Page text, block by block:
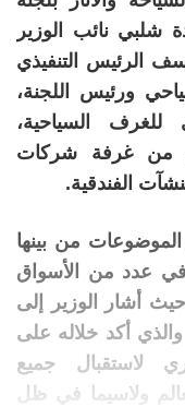
شلبي نائب الوزير
الرئيس التنفيذي
ورئيس اللجنة،
السياحية،
من غرفة شركات
الفندقية.
من بينها
عدد من الأسواق
أشار الوزير إلى
أكد خلاله على
لاستقبال جميع
ولاسيما في ظل